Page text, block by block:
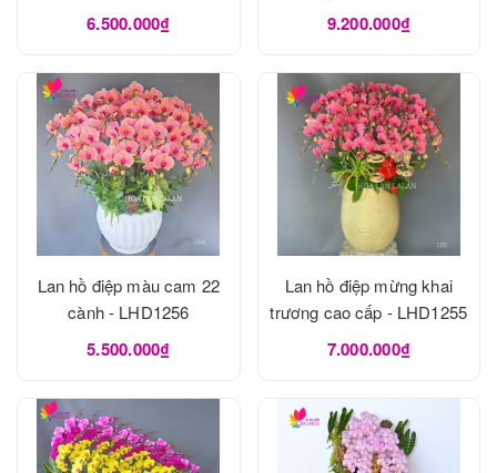
6.500.000₫ 9.200.000₫
Lan hồ điệp màu cam 22
cành - LHD1256
5.500.000₫
Lan hồ điệp mừng khai
trương cao cấp - LHD1255
7.000.000₫